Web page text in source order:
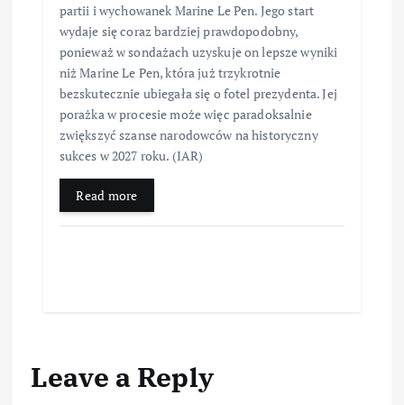
partii i wychowanek Marine Le Pen. Jego start
wydaje się coraz bardziej prawdopodobny,
ponieważ w sondażach uzyskuje on lepsze wyniki
niż Marine Le Pen, która już trzykrotnie
bezskutecznie ubiegała się o fotel prezydenta. Jej
porażka w procesie może więc paradoksalnie
zwiększyć szanse narodowców na historyczny
sukces w 2027 roku. (IAR)
Read more
Leave a Reply